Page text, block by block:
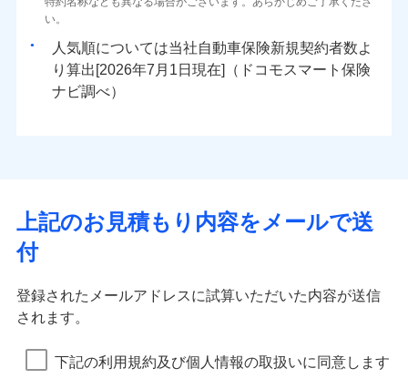
い。
人気順については当社
新規契約者数よ
り算出[
年 月
日現在]（ドコモスマート保険
ナビ調べ）
上記のお見積もり内容をメールで送
付
登録されたメールアドレスに試算いただいた内容が送信
されます。
下記の利用規約及び個人情報の取扱いに同意します